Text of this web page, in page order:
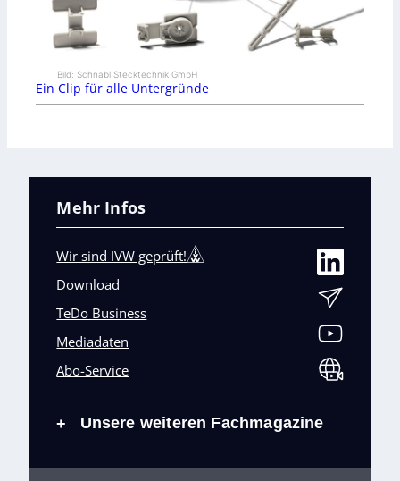
Bild: Schnabl Stecktechnik GmbH
Ein Clip für alle Untergründe
Mehr Infos
Wir sind IVW geprüft!
Download
TeDo Business
Mediadaten
Abo-Service
+ Unsere weiteren Fachmagazine